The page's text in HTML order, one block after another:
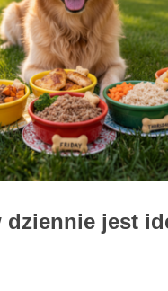
dziennie jest